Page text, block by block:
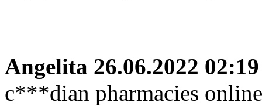
Angelita 26.06.2022 02:19
c***dian pharmacies online